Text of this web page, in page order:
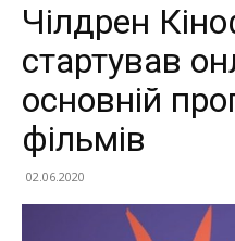
Чілдрен
стартував
основній
фільмів
02.06.2020